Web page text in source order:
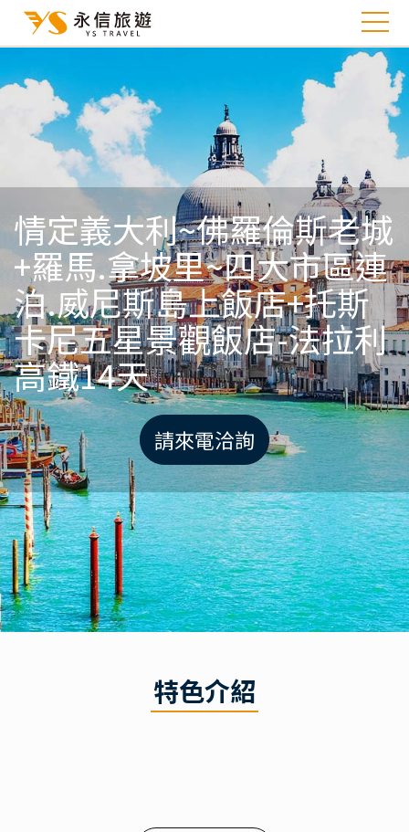
情定義大利~佛羅倫斯老城
+羅馬.拿坡里~四大市區連
泊.威尼斯島上飯店+托斯
卡尼五星景觀飯店-法拉利
高鐵14天
請來電洽詢
特色介紹